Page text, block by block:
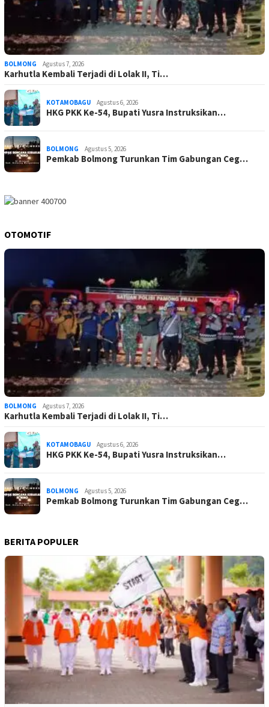
BOLMONG Agustus 7, 2026
Karhutla Kembali Terjadi di Lolak II, Ti…
KOTAMOBAGU Agustus 6, 2026
HKG PKK Ke-54, Bupati Yusra Instruksikan…
BOLMONG Agustus 5, 2026
Pemkab Bolmong Turunkan Tim Gabungan Ceg…
OTOMOTIF
BOLMONG Agustus 7, 2026
Karhutla Kembali Terjadi di Lolak II, Ti…
KOTAMOBAGU Agustus 6, 2026
HKG PKK Ke-54, Bupati Yusra Instruksikan…
BOLMONG Agustus 5, 2026
Pemkab Bolmong Turunkan Tim Gabungan Ceg…
BERITA POPULER